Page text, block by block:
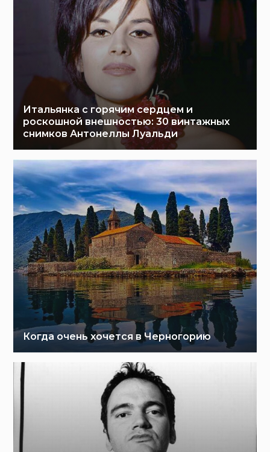
Итальянка с горячим сердцем и
роскошной внешностью: 30 винтажных
снимков Антонеллы Луальди
Когда очень хочется в Черногорию